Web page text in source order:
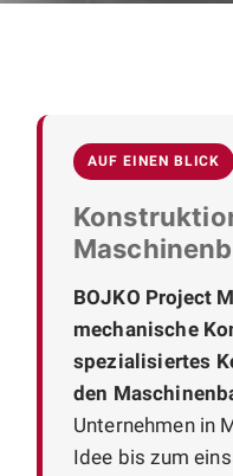
AUF EINEN BLICK
BOJKO Project
mechanische
spezialisiertes
den
Unternehmen in
Idee bis zum